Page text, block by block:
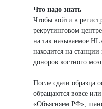
Что надо знать
Чтобы войти в
рекрутинговом
на так называемое
находится на
доноров костного
После сдачи образца
обращаются вовсе
«Объясняем.РФ»,